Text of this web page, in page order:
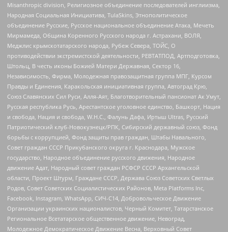
Misanthropic division, Религиозное объединение последователей инглиизма,
Народная Социальная Инициатива, TulaSkins, Этнополитическое
объединение Русские, Русское национальное объединение Атака, Мечеть
Мирмамеда, Община Коренного Русского народа г. Астрахани, ВОЛЯ,
Меджлис крымскотатарского народа, Рубеж Севера, ТОЙС, О
противодействии экстремистской деятельности, РЕВТАТПОД, Артподготовка,
Штольц, В честь иконы Божией Матери Державная, Сектор 16,
Независимость, Фирма, Молодежная правозащитная группа МПГ, Курсом
Правды и Единения, Каракольская инициативная группа, Автоград Крю,
Союз Славянских Сил Руси, Алля-Аят, Благотворительный пансионат Ак Умут,
Русская республика Русь, Арестантское уголовное единство, Башкорт, Нация
и свобода, Нация и свобода, W.H.С., Фалунь Дафа, Иртыш Ultras, Русский
Патриотический клуб-Новокузнецк/РПК, Сибирский державный союз, Фонд
борьбы с коррупцией, Фонд защиты прав граждан, Штабы Навального,
Совет граждан СССР Прикубанского округа г. Краснодара, Мужское
государство, Народное объединение русского движения, Народное
движение Адат, Народный совет граждан РСФСР СССР Архангельской
области, Проект Штурм, Граждане СССР, Держава Союз Советских Светлых
Родов, Совет Советских Социалистических Районов, Meta Platforms Inc,
Facebook, Instagram, WhatsApp, СИЧ-С14, Добровольческое Движение
Организации украинских националистов, Черный Комитет, Татарстанское
Региональное Всетатарское общественное движение, Невоград,
Молодежное Демократическое Движение Весна, Верховный Совет